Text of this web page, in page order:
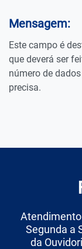
Mensagem:
Este campo é
que deverá ser
número de
precisa.
Segunda a
da